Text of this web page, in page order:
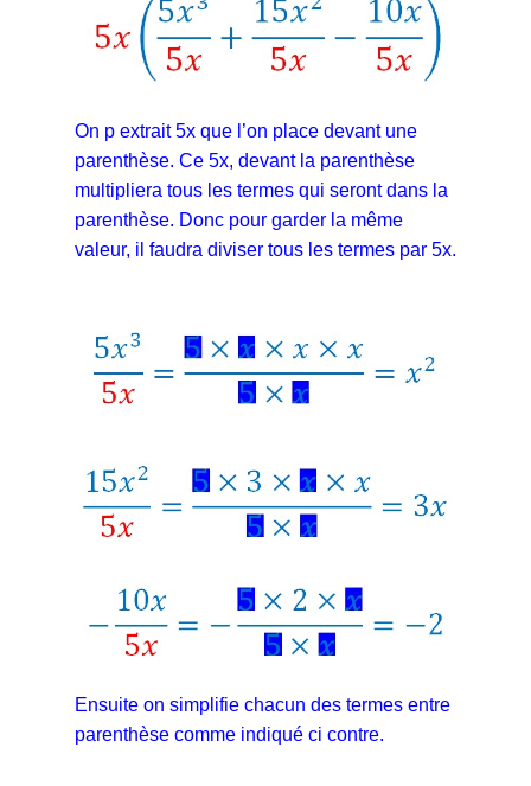
On p extrait 5x que l’on place devant une
parenthèse. Ce 5x, devant la parenthèse
multipliera tous les termes qui seront dans la
parenthèse. Donc pour garder la même
valeur, il faudra diviser tous les termes par 5x.
Ensuite on simplifie chacun des termes entre
parenthèse comme indiqué ci contre.